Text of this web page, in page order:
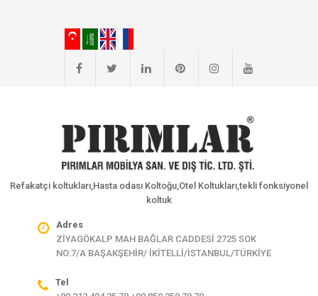
Refakatçi koltukları,Hasta odası Koltoğu,Otel Koltukları,tekli fonksiyonel
koltuk
Adres
ZİYAGÖKALP MAH BAĞLAR CADDESİ 2725 SOK
NO:7/A BAŞAKŞEHİR/ İKİTELLİ/İSTANBUL/TÜRKİYE
Tel